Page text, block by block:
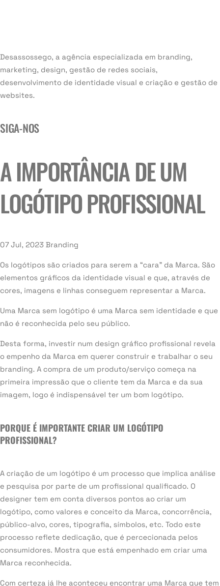
Desassossego, a agência especializada em branding,
marketing, design, gestão de redes sociais,
desenvolvimento de identidade visual e criação e gestão de
websites.
SIGA-NOS
A IMPORTÂNCIA DE UM
LOGÓTIPO PROFISSIONAL
07 Jul, 2023 Branding
Os logótipos são criados para serem a “cara” da Marca. São
elementos gráficos da identidade visual e que, através de
cores, imagens e linhas conseguem representar a Marca.
Uma Marca sem logótipo é uma Marca sem identidade e que
não é reconhecida pelo seu público.
Desta forma, investir num design gráfico profissional revela
o empenho da Marca em querer construir e trabalhar o seu
branding. A compra de um produto/serviço começa na
primeira impressão que o cliente tem da Marca e da sua
imagem, logo é indispensável ter um bom logótipo.
PORQUE É IMPORTANTE CRIAR UM LOGÓTIPO
PROFISSIONAL?
A criação de um logótipo é um processo que implica análise
e pesquisa por parte de um profissional qualificado. O
designer tem em conta diversos pontos ao criar um
logótipo, como valores e conceito da Marca, concorrência,
público-alvo, cores, tipografia, símbolos, etc. Todo este
processo reflete dedicação, que é percecionada pelos
consumidores. Mostra que está empenhado em criar uma
Marca reconhecida.
Com certeza já lhe aconteceu encontrar uma Marca que tem